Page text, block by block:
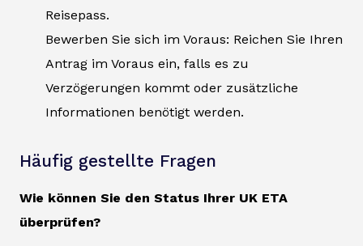
Reisepass.
Bewerben Sie sich im Voraus: Reichen Sie Ihren
Antrag im Voraus ein, falls es zu
Verzögerungen kommt oder zusätzliche
Informationen benötigt werden.
Häufig gestellte Fragen
Wie können Sie den Status Ihrer UK ETA
überprüfen?